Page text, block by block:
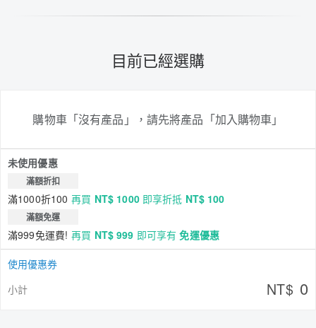
目前已經選購
購物車「沒有產品」，請先將產品「加入購物車」
未使用優惠
滿額折扣
滿1000折100 再買 NT$ 1000即享折抵 NT$ 100
滿額免運
滿999免運費! 再買 NT$ 999 即可享有免運優惠
使用優惠券
小計
NT$ 0